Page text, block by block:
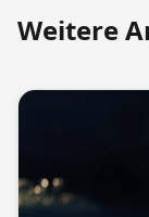
Weitere